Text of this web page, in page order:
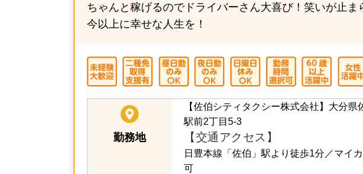
ちゃんと稼げるのでドライバーさん大喜び！笑いが止
今以上に幸せな人生を！
勤務地
【佐伯シティタクシー株式会社】大分県
駅前2丁目5-3
【交通アクセス】
日豊本線「佐伯」駅より徒歩1分／マイ
可